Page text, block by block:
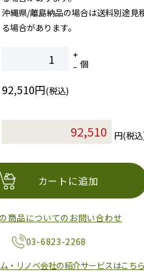
沖縄県/離島納品の場合は送料別途見
る場合があります。
個
92,510円(税込)
円(税
カートに追加
商品についてのお問い合わせ
03-6823-2268
・リノベ会社の紹介サービスはこちら